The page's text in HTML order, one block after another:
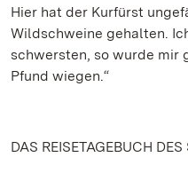
Hier hat der Kurfürst
Wildschweine gehalten.
schwersten, so wurde mir
Pfund wiegen.“
DAS REISETAGEBUCH